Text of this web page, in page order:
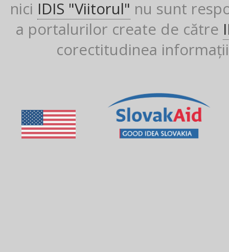
nici IDIS "Viitorul" nu sunt
a portalurilor create de către
corectitudinea